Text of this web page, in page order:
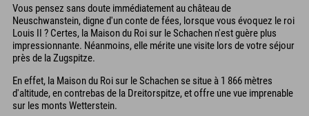
Vous pensez sans doute immédiatement au château de
Neuschwanstein, digne d'un conte de fées, lorsque vous évoquez le roi
Louis II ? Certes, la Maison du Roi sur le Schachen n'est guère plus
impressionnante. Néanmoins, elle mérite une visite lors de votre séjour
près de la Zugspitze.
En effet, la Maison du Roi sur le Schachen se situe à 1 866 mètres
d'altitude, en contrebas de la Dreitorspitze, et offre une vue imprenable
sur les monts Wetterstein.